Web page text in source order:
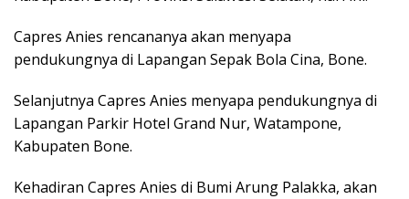
Capres Anies rencananya akan menyapa
pendukungnya di Lapangan Sepak Bola Cina, Bone.
Selanjutnya Capres Anies menyapa pendukungnya di
Lapangan Parkir Hotel Grand Nur, Watampone,
Kabupaten Bone.
Kehadiran Capres Anies di Bumi Arung Palakka, akan